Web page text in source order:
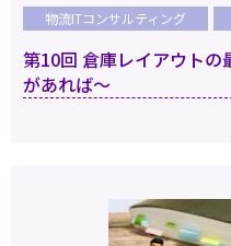
物流ITコンサルティング
第10回 倉庫レイアウト
があれば～